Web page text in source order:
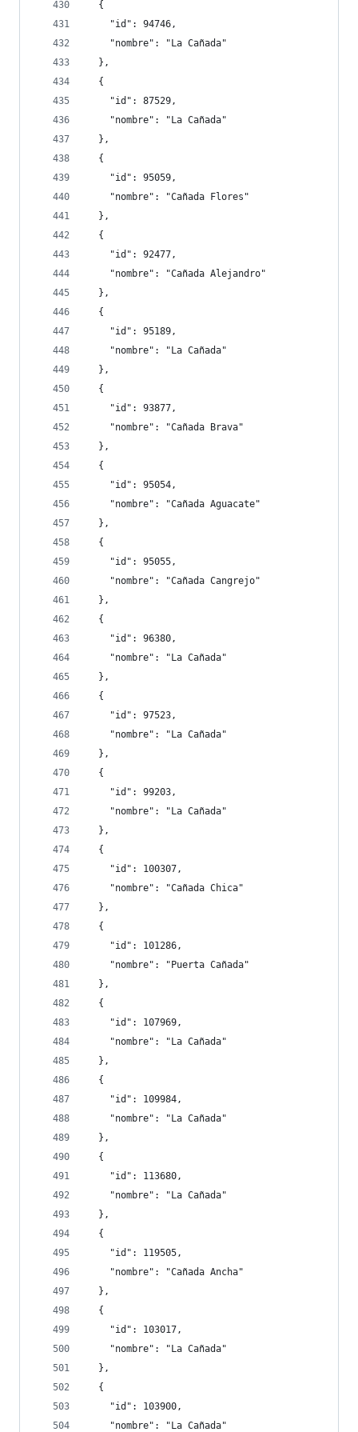
  {
    "id": 94746,
    "nombre": "La Cañada"
  },
  {
    "id": 87529,
    "nombre": "La Cañada"
  },
  {
    "id": 95059,
    "nombre": "Cañada Flores"
  },
  {
    "id": 92477,
    "nombre": "Cañada Alejandro"
  },
  {
    "id": 95189,
    "nombre": "La Cañada"
  },
  {
    "id": 93877,
    "nombre": "Cañada Brava"
  },
  {
    "id": 95054,
    "nombre": "Cañada Aguacate"
  },
  {
    "id": 95055,
    "nombre": "Cañada Cangrejo"
  },
  {
    "id": 96380,
    "nombre": "La Cañada"
  },
  {
    "id": 97523,
    "nombre": "La Cañada"
  },
  {
    "id": 99203,
    "nombre": "La Cañada"
  },
  {
    "id": 100307,
    "nombre": "Cañada Chica"
  },
  {
    "id": 101286,
    "nombre": "Puerta Cañada"
  },
  {
    "id": 107969,
    "nombre": "La Cañada"
  },
  {
    "id": 109984,
    "nombre": "La Cañada"
  },
  {
    "id": 113680,
    "nombre": "La Cañada"
  },
  {
    "id": 119505,
    "nombre": "Cañada Ancha"
  },
  {
    "id": 103017,
    "nombre": "La Cañada"
  },
  {
    "id": 103900,
    "nombre": "La Cañada"